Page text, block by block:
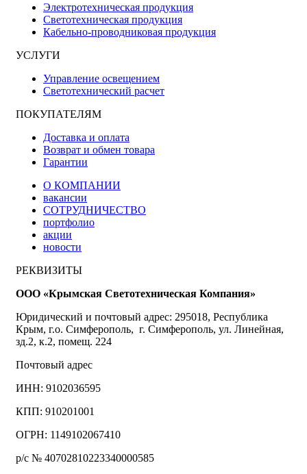
Электротехническая продукция
Светотехническая продукция
Кабельно-проводниковая продукция
УСЛУГИ
Управление освещением
Светотехнический расчет
ПОКУПАТЕЛЯМ
Доставка и оплата
Возврат и обмен товара
Гарантии
О КОМПАНИИ
вакансии
СОТРУДНИЧЕСТВО
портфолио
акции
новости
РЕКВИЗИТЫ
ООО «Крымская Светотехническая Компания»
Юридический и почтовый адрес: 295018, Республика
Крым, г.о. Симферополь, г. Симферополь, ул. Линейная,
зд.2, к.2, помещ. 224
Почтовый адрес
ИНН: 9102036595
КПП: 910201001
ОГРН: 1149102067410
р/с № 40702810223340000585